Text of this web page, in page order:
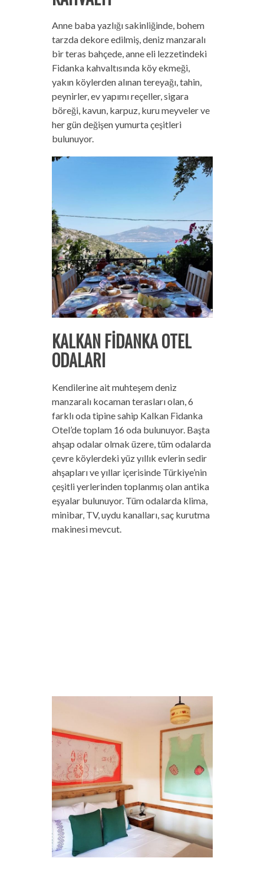
Anne baba yazlığı sakinliğinde, bohem
tarzda dekore edilmiş, deniz manzaralı
bir teras bahçede, anne eli lezzetindeki
Fidanka kahvaltısında köy ekmeği,
yakın köylerden alınan tereyağı, tahin,
peynirler, ev yapımı reçeller, sigara
böreği, kavun, karpuz, kuru meyveler ve
her gün değişen yumurta çeşitleri
bulunuyor.
KALKAN FİDANKA OTEL
ODALARI
Kendilerine ait muhteşem deniz
manzaralı kocaman terasları olan, 6
farklı oda tipine sahip Kalkan Fidanka
Otel’de toplam 16 oda bulunuyor. Başta
ahşap odalar olmak üzere, tüm odalarda
çevre köylerdeki yüz yıllık evlerin sedir
ahşapları ve yıllar içerisinde Türkiye’nin
çeşitli yerlerinden toplanmış olan antika
eşyalar bulunuyor. Tüm odalarda klima,
minibar, TV, uydu kanalları, saç kurutma
makinesi mevcut.